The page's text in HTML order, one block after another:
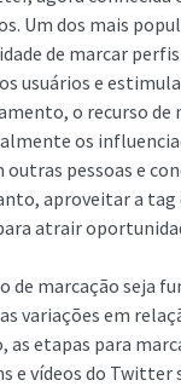
Um dos mais
de marcar
usuários e
o recurso de
os
pessoas e
aproveitar a tag
atrair
de marcação seja
variações em
as etapas para
e vídeos do Twitter